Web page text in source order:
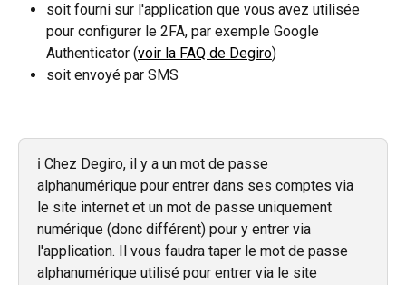
soit fourni sur l'application que vous avez utilisée
pour configurer le 2FA, par exemple Google
Authenticator (voir la FAQ de Degiro)
soit envoyé par SMS
ℹ️ Chez Degiro, il y a un mot de passe
alphanumérique pour entrer dans ses comptes via
le site internet et un mot de passe uniquement
numérique (donc différent) pour y entrer via
l'application. Il vous faudra taper le mot de passe
alphanumérique utilisé pour entrer via le site